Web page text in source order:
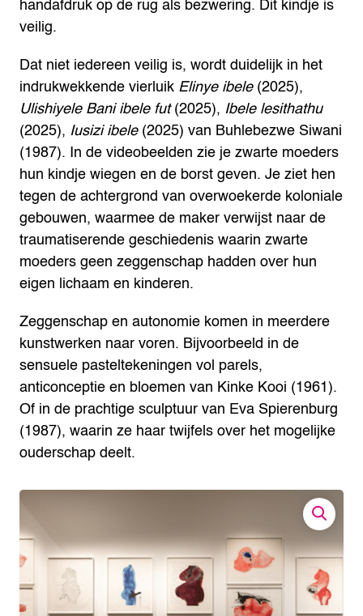
handafdruk op de rug als bezwering. Dit kindje is
veilig.
Dat niet iedereen veilig is, wordt duidelijk in het
indrukwekkende vierluik Elinye ibele(2025),
Ulishiyele Bani ibele fut(2025), Ibele lesithathu
(2025), Iusizi ibele(2025) van Buhlebezwe Siwani
(1987). In de videobeelden zie je zwarte moeders
hun kindje wiegen en de borst geven. Je ziet hen
tegen de achtergrond van overwoekerde koloniale
gebouwen, waarmee de maker verwijst naar de
traumatiserende geschiedenis waarin zwarte
moeders geen zeggenschap hadden over hun
eigen lichaam en kinderen.
Zeggenschap en autonomie komen in meerdere
kunstwerken naar voren. Bijvoorbeeld in de
sensuele pasteltekeningen vol parels,
anticonceptie en bloemen van Kinke Kooi (1961).
Of in de prachtige sculptuur van Eva Spierenburg
(1987), waarin ze haar twijfels over het mogelijke
ouderschap deelt.